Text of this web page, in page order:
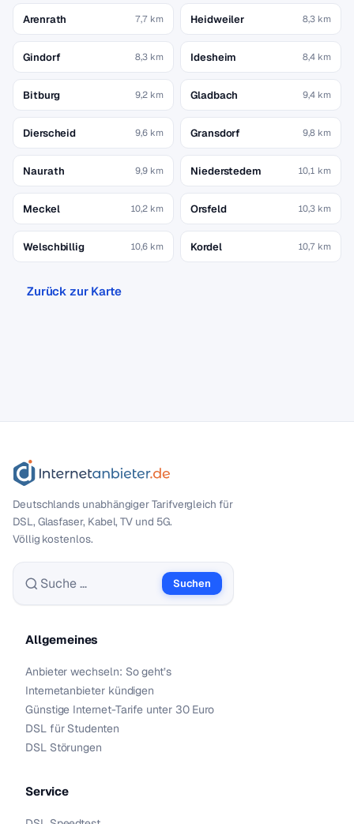
Arenrath 7,7 km Heidweiler 8,3 km
Gindorf 8,3 km Idesheim 8,4 km
Bitburg 9,2 km Gladbach 9,4 km
Dierscheid 9,6 km Gransdorf 9,8 km
Naurath 9,9 km Niederstedem 10,1 km
Meckel 10,2 km Orsfeld 10,3 km
Welschbillig 10,6 km Kordel 10,7 km
Zurück zur Karte
Deutschlands unabhängiger Tarif­vergleich für
DSL, Glasfaser, Kabel, TV und 5G.
Völlig kostenlos.
Suche nach:
Suchen
Allgemeines
Anbieter wechseln: So geht’s
Internetanbieter kündigen
Günstige Internet-Tarife unter 30 Euro
DSL für Studenten
DSL Störungen
Service